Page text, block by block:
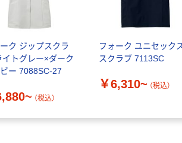
ク ジップスクラ
イトグレー×ダーク
ー 7088SC-27
（税込）
フォーク ユニセック
スクラブ 7113SC
￥6,310~ （税込）